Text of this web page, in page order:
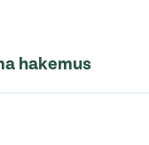
hakemus